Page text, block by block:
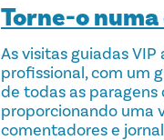
Torne-o
As visitas guiadas
profissional, com um
de todas as
proporcionando uma
comentadores e